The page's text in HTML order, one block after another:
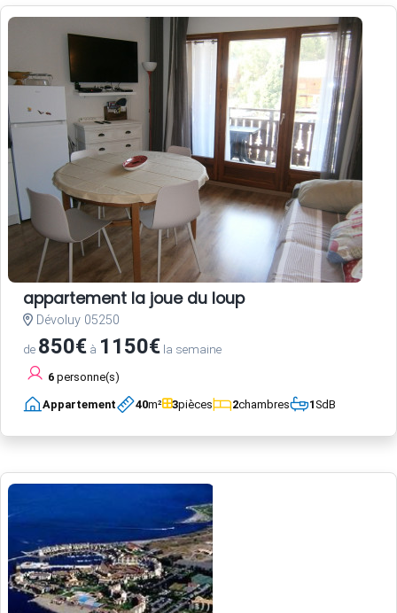
appartement la joue du loup
Dévoluy 05250
de 850€ à 1150€ la semaine
6 personne(s)
Appartement 40m² 3pièces 2chambres 1SdB